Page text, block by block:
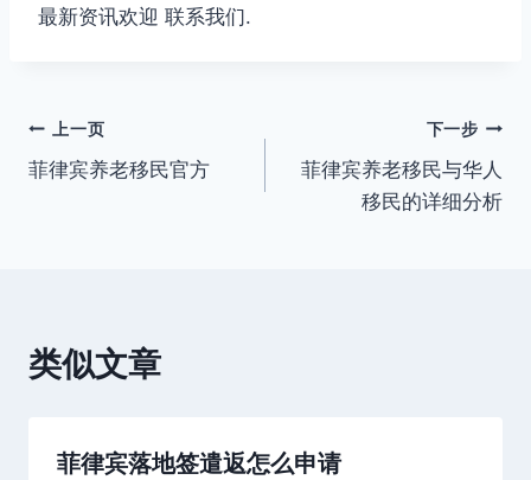
最新资讯欢迎 联系我们.
文
章
上一页
菲律宾养老移民官方
下一步
菲律宾养老移民与华人
移民的详细分析
类似文章
菲律宾落地签遣返怎么申请